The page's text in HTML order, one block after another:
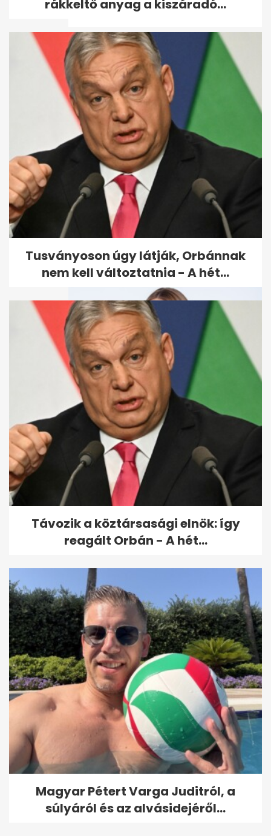
ellocsoltam
Zsidró Tamás munkát és
szállást kínál kárpátaljai...
"Nem szégyellem" - Gyuricza
Dóra elárulta, hány kilót
szedett...
rákkeltő anyag a kiszáradó...
Tusványoson úgy látják, Orbánnak
nem kell változtatnia - A hét...
Távozik a köztársasági elnök: így
reagált Orbán - A hét...
Magyar Pétert Varga Juditról, a
súlyáról és az alvásidejéről...